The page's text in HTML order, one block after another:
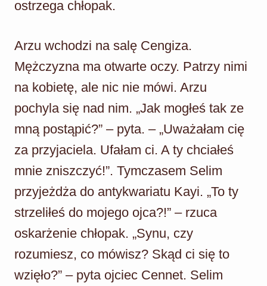
ostrzega chłopak.
Arzu wchodzi na salę Cengiza.
Mężczyzna ma otwarte oczy. Patrzy nimi
na kobietę, ale nic nie mówi. Arzu
pochyla się nad nim. „Jak mogłeś tak ze
mną postąpić?” – pyta. – „Uważałam cię
za przyjaciela. Ufałam ci. A ty chciałeś
mnie zniszczyć!”. Tymczasem Selim
przyjeżdża do antykwariatu Kayi. „To ty
strzeliłeś do mojego ojca?!” – rzuca
oskarżenie chłopak. „Synu, czy
rozumiesz, co mówisz? Skąd ci się to
wzięło?” – pyta ojciec Cennet. Selim